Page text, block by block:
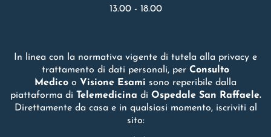
13.00 - 18.00
In linea con la normativa vigente di tutela alla privacy e
trattamento di dati personali, per Consulto
Medico o Visione Esami sono reperibile dalla
piattaforma di Telemedicina di Ospedale San Raffaele.
Direttamente da casa e in qualsiasi momento, iscriviti al
sito: